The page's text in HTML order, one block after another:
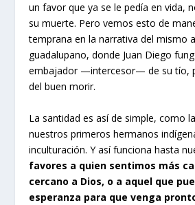
un favor que ya se le pedía en vida,
su muerte. Pero vemos esto de
temprana en la narrativa del mismo
guadalupano, donde Juan Diego
embajador —intercesor— de su tío,
del buen morir.
La santidad es así de simple, como
nuestros primeros hermanos
inculturación. Y así funciona hasta
favores a quien sentimos más
cercano a Dios, o a aquel que
esperanza para que venga